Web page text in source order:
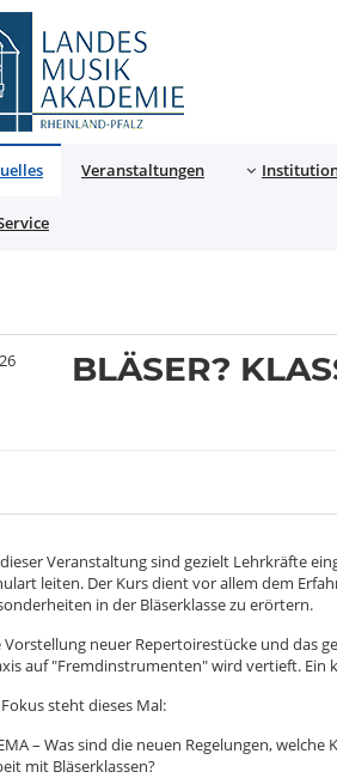
Veranstaltungen
BLÄSER?
Veranstaltung sind gezielt Lehrkräfte
leiten. Der Kurs dient vor allem dem
in der Bläserklasse zu erörtern.
Vorstellung neuer Repertoirestücke und das
auf "Fremdinstrumenten" wird vertieft.
steht dieses Mal:
– Was sind die neuen Regelungen,
mit Bläserklassen?